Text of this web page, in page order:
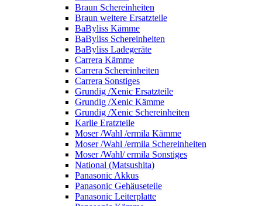
Braun Schereinheiten
Braun weitere Ersatzteile
BaByliss Kämme
BaByliss Schereinheiten
BaByliss Ladegeräte
Carrera Kämme
Carrera Schereinheiten
Carrera Sonstiges
Grundig /Xenic Ersatzteile
Grundig /Xenic Kämme
Grundig /Xenic Schereinheiten
Karlie Eratzteile
Moser /Wahl /ermila Kämme
Moser /Wahl /ermila Schereinheiten
Moser /Wahl/ ermila Sonstiges
National (Matsushita)
Panasonic Akkus
Panasonic Gehäuseteile
Panasonic Leiterplatte